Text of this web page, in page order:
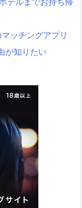
ッチングアプリ
が知りたい